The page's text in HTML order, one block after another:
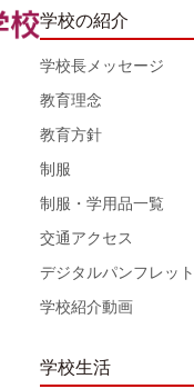
学校の紹介
学校長メッセージ
教育理念
教育方針
制服
制服・学用品一覧
交通アクセス
デジタルパンフレット
学校紹介動画
学校生活